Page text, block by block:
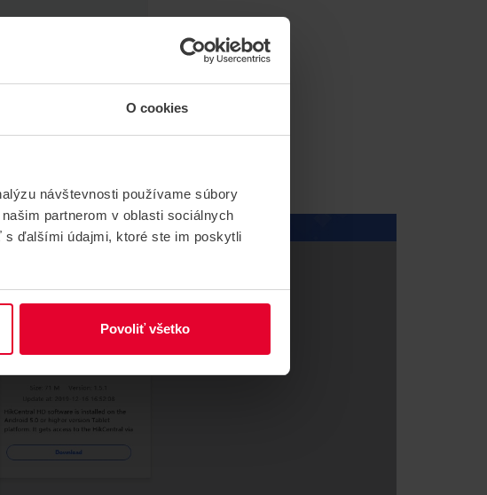
O cookies
návštevnosti používame súbory
partnerom v oblasti sociálnych
ďalšími údajmi, ktoré ste im poskytli
Povoliť všetko
"z neznámych zdrojov"